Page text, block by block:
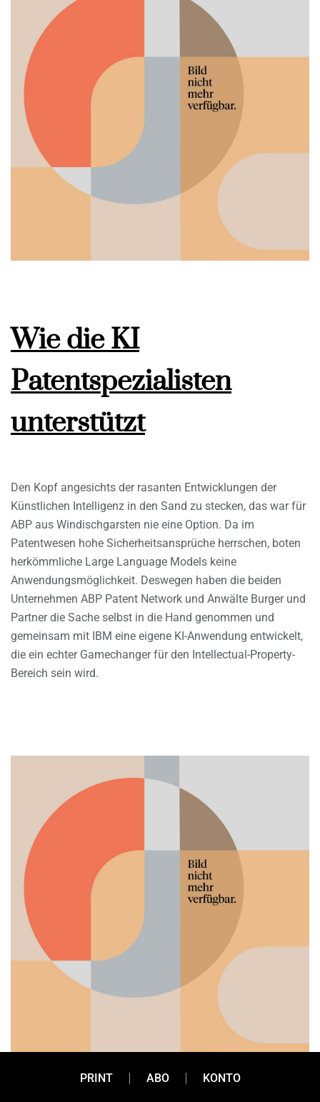
Wie die KI
Patentspezialisten
unterstützt
Den Kopf angesichts der rasanten Entwicklungen der
Künstlichen Intelligenz in den Sand zu stecken, das war für
ABP aus Windischgarsten nie eine Option. Da im
Patentwesen hohe Sicherheitsansprüche herrschen, boten
herkömmliche Large Language Models keine
Anwendungsmöglichkeit. Deswegen haben die beiden
Unternehmen ABP Patent Network und Anwälte Burger und
Partner die Sache selbst in die Hand genommen und
gemeinsam mit IBM eine eigene KI-Anwendung entwickelt,
die ein echter Gamechanger für den Intellectual-Property-
Bereich sein wird.
PRINT ABO KONTO